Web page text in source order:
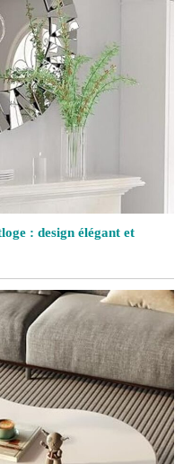
: design élégant et